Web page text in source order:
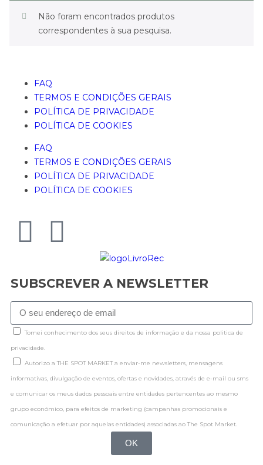
Não foram encontrados produtos
correspondentes à sua pesquisa.
FAQ
TERMOS E CONDIÇÕES GERAIS
POLÍTICA DE PRIVACIDADE
POLÍTICA DE COOKIES
FAQ
TERMOS E CONDIÇÕES GERAIS
POLÍTICA DE PRIVACIDADE
POLÍTICA DE COOKIES
SUBSCREVER A NEWSLETTER
Tomei conhecimento dos seus direitos de informação e da nossa politica de
privacidade.
Autorizo a THE SPOT MARKET a enviar-me newsletters, mensagens
informativas, divulgação de eventos, ofertas e novidades, através de e-mail ou sms
e comunicar os meus dados pessoais entre entidades pertencentes ao mesmo
grupo económico, para efeitos de marketing (campanhas promocionais e
comunicação a efetuar por aquelas entidades) associadas ao The Spot Market.
OK